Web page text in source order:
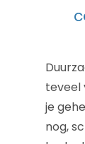
teveel
je
nog,